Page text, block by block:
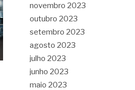
novembro 2023
outubro 2023
setembro 2023
agosto 2023
julho 2023
junho 2023
maio 2023